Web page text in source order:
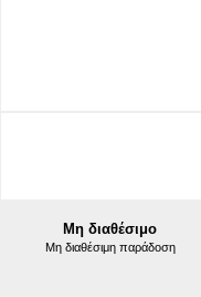
Μη διαθέσιμο
Μη διαθέσιμη παράδοση